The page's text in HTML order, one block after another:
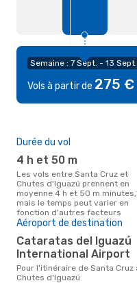
Semaine : 7 Sept. - 13 Sept.
Vols à partir de 275 €
Durée du vol
4 h et 50 m
Les vols entre Santa Cruz et
Chutes d'Iguazú prennent en
moyenne 4 h et 50 m minutes,
mais le temps peut varier en
fonction d'autres facteurs
Aéroport de destination
Cataratas del Iguazú
International Airport
Pour l'itinéraire de Santa Cruz à
Chutes d'Iguazú